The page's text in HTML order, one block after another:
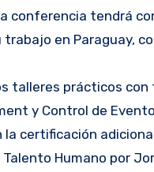
conferencia tendrá
en Paraguay,
talleres prácticos
y Control de
certificación
Humano por